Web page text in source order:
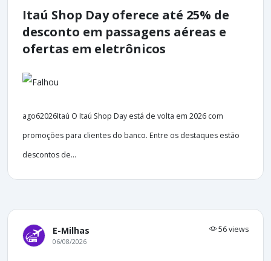
Itaú Shop Day oferece até 25% de
desconto em passagens aéreas e
ofertas em eletrônicos
ago62026Itaú O Itaú Shop Day está de volta em 2026 com
promoções para clientes do banco. Entre os destaques estão
descontos de...
E-Milhas 56 views
06/08/2026